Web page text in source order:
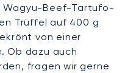
Wagyu-Beef-Tartufo-
Trüffel auf 400 g
von einer
Ob dazu auch
fragen wir gerne